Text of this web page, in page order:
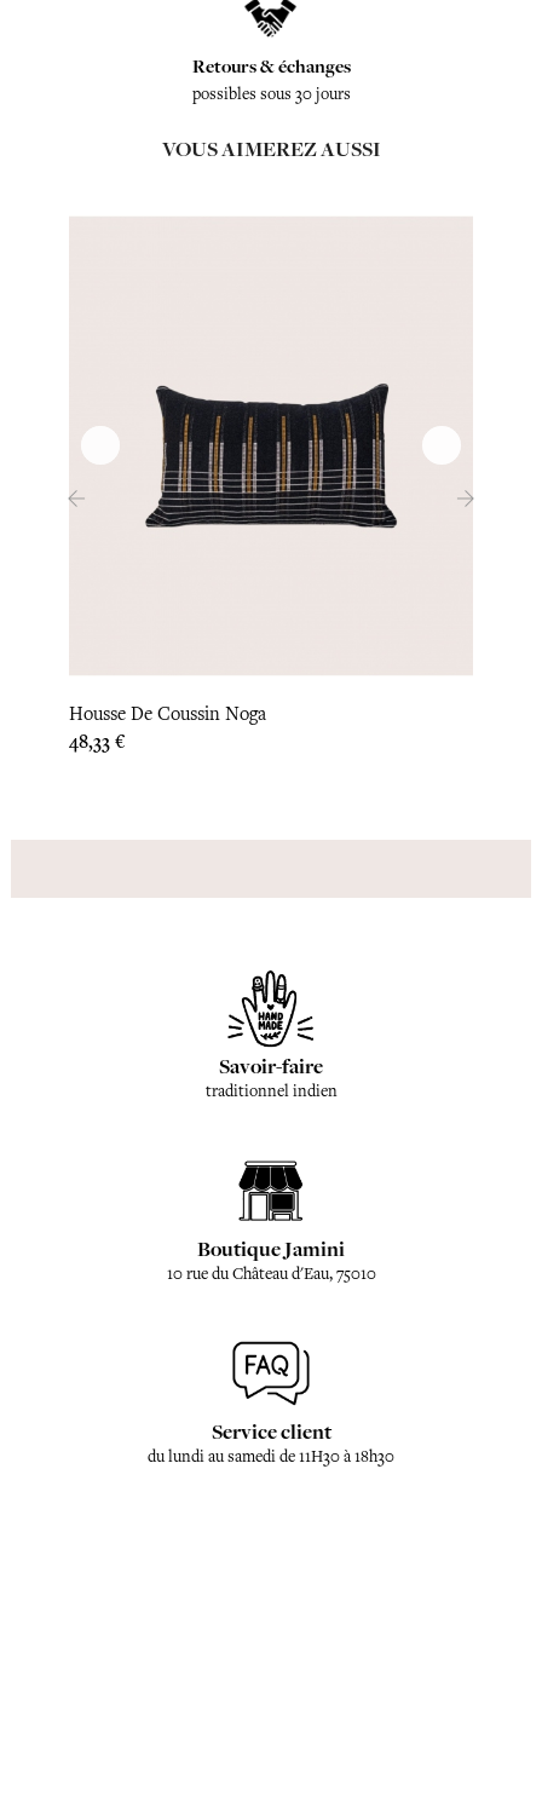
Retours & échanges
possibles sous 30 jours
VOUS AIMEREZ AUSSI
Housse De Coussin Noga
Prix
48,33 €
Savoir-faire
traditionnel indien
Boutique Jamini
10 rue du Château d'Eau, 75010
Service client
du lundi au samedi de 11H30 à 18h30